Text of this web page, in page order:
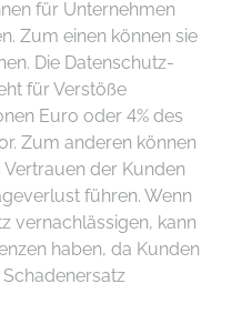
für Unternehmen
Zum einen können sie
Die Datenschutz-
für Verstöße
Euro oder 4% des
Zum anderen können
der Kunden
führen. Wenn
vernachlässigen, kann
haben, da Kunden